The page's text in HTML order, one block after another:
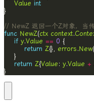
Value int
// NewZ 返回一个Z对象，当
func NewZ(ctx context.
if y.Value == 0
return Z{}, errors .New(
return Z{Value : y.Value +
}